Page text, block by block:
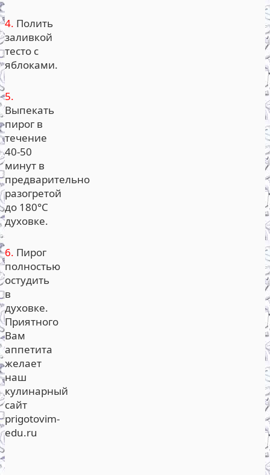
4. Полить
заливкой
тесто с
яблоками.
5.
Выпекать
пирог в
течение
40-50
минут в
предварительно
разогретой
до 180°С
духовке.
6. Пирог
полностью
остудить
в
духовке.
Приятного
Вам
аппетита
желает
наш
кулинарный
сайт
prigotovim-
edu.ru